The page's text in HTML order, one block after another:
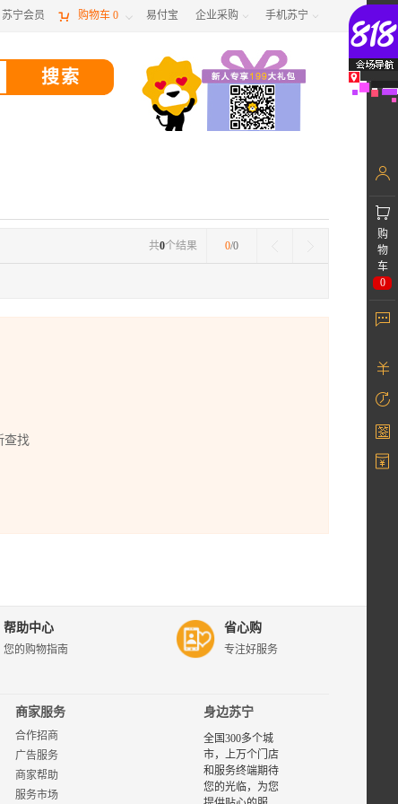
苏宁会员  购物车 0  易付宝 企业采购  手机苏宁 
0/0
共0个结果
查找
帮助中心
您的购物指南
省心购
专注好服务
商家服务
合作招商
广告服务
商家帮助
服务市场
身边苏宁
全国300多个城
市，上万个门店
和服务终端期待
您的光临，为您
购
物
车
0